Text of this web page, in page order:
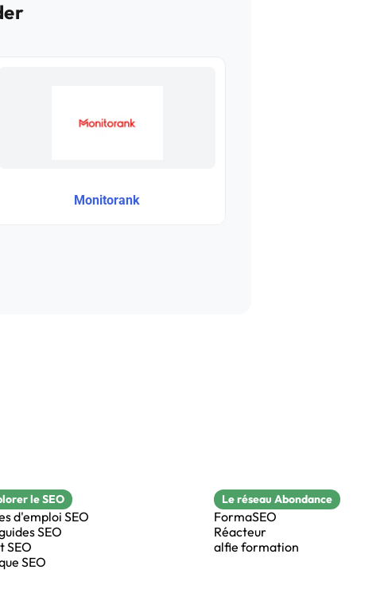
Monitorank
le SEO
d'emploi SEO
SEO
SEO
SEO
Le réseau Abondance
FormaSEO
Réacteur
alfie formation